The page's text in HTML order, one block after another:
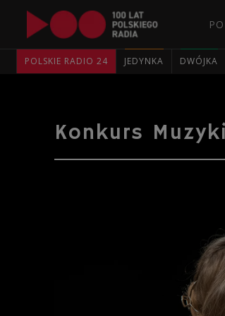
POLSKIE RADIO 24 JEDYNKA DWÓJKA
Konkurs